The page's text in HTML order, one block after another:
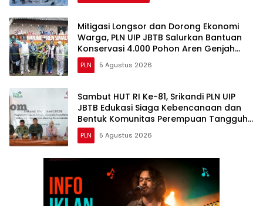
Mitigasi Longsor dan Dorong Ekonomi
Warga, PLN UIP JBTB Salurkan Bantuan
Konservasi 4.000 Pohon Aren Genjah
Asal Aceh di Banyuwangi
PLN 5 Agustus 2026
Sambut HUT RI Ke-81, Srikandi PLN UIP
JBTB Edukasi Siaga Kebencanaan dan
Bentuk Komunitas Perempuan Tangguh
Simacan Banyuwangi.
PLN 5 Agustus 2026